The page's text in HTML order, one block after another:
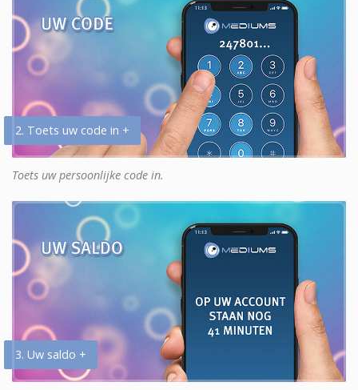
2. Toets uw code in +
Toets uw persoonlijke code in.
3. Uw saldo +